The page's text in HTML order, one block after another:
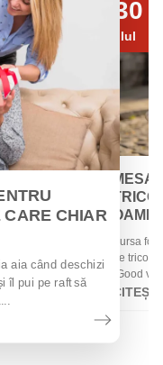
CARE CHIAR
aia când deschizi
îl pui pe raft să
30
Iul
Sursa
de
„Good